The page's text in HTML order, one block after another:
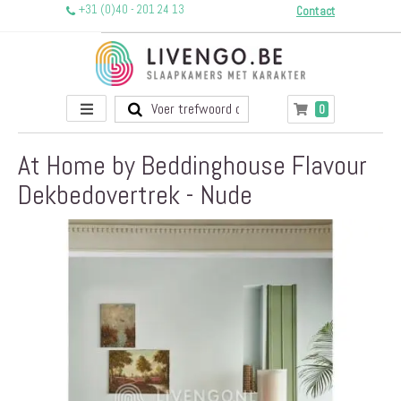
+31 (0)40 - 201 24 13 Contact
Toggle
Nav
Winkelwagen
0producten
At Home by Beddinghouse Flavour
Dekbedovertrek - Nude